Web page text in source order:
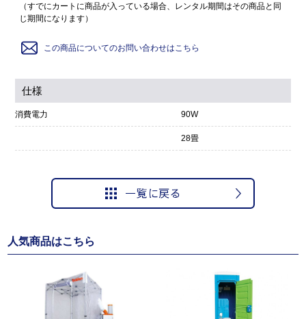
（すでにカートに商品が入っている場合、レンタル期間はその商品と同
じ期間になります）
この商品についてのお問い合わせはこちら
仕様
消費電力 90W
28畳
人気商品はこちら